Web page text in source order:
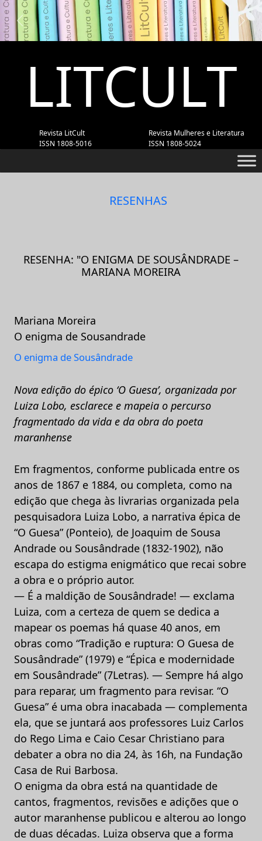
Previous Next
LITCULT
Revista LitCult
ISSN 1808-5016
Revista Mulheres e Literatura
ISSN 1808-5024
RESENHAS
RESENHA: "O ENIGMA DE SOUSÂNDRADE –
MARIANA MOREIRA
Mariana Moreira
O enigma de Sousandrade
O enigma de Sousândrade
Nova edição do épico ‘O Guesa’, organizada por
Luiza Lobo, esclarece e mapeia o percurso
fragmentado da vida e da obra do poeta
maranhense
Em fragmentos, conforme publicada entre os
anos de 1867 e 1884, ou completa, como na
edição que chega às livrarias organizada pela
pesquisadora Luiza Lobo, a narrativa épica de
“O Guesa” (Ponteio), de Joaquim de Sousa
Andrade ou Sousândrade (1832-1902), não
escapa do estigma enigmático que recai sobre
a obra e o próprio autor.
— É a maldição de Sousândrade! — exclama
Luiza, com a certeza de quem se dedica a
mapear os poemas há quase 40 anos, em
obras como “Tradição e ruptura: O Guesa de
Sousândrade” (1979) e “Épica e modernidade
em Sousândrade” (7Letras). — Sempre há algo
para reparar, um fragmento para revisar. “O
Guesa” é uma obra inacabada — complementa
ela, que se juntará aos professores Luiz Carlos
do Rego Lima e Caio Cesar Christiano para
debater a obra no dia 24, às 16h, na Fundação
Casa de Rui Barbosa.
O enigma da obra está na quantidade de
cantos, fragmentos, revisões e adições que o
autor maranhense publicou e alterou ao longo
de duas décadas. Luiza observa que a forma